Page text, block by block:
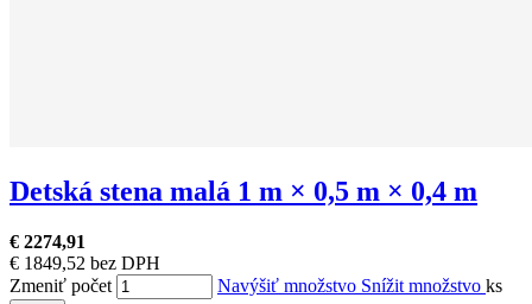
Detská stena malá 1 m × 0,5 m × 0,4 m
€ 2274,91
€ 1849,52 bez DPH
Zmeniť počet
Navýšiť množstvo Snížit množstvo ks